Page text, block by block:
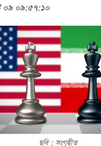
০৯ ০৯:৫৭:১০
ছবি : সংগৃহীত